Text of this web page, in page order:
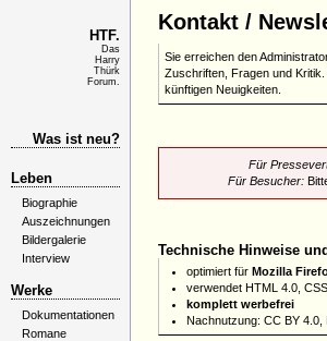
HTF.
Das
Harry
Thürk
Forum.
Was ist neu?
Leben
Biographie
Auszeichnungen
Bildergalerie
Interview
Werke
Dokumentationen
Romane
Kontakt /
Sie erreichen den
Zuschriften, Fragen und
künftigen Neuigkeiten.
Für
Für Besucher:
Technische Hinweise
optimiert für Mozilla
verwendet HTML 4.0,
komplett werbefrei
Nachnutzung: CC BY 4.0,